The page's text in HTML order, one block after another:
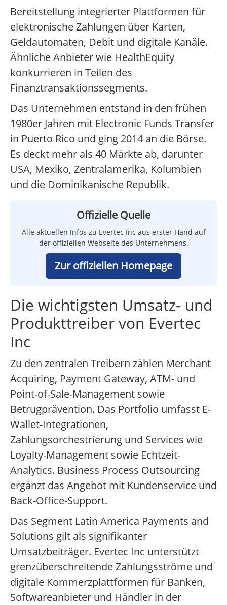
Bereitstellung integrierter Plattformen für
elektronische Zahlungen über Karten,
Geldautomaten, Debit und digitale Kanäle.
Ähnliche Anbieter wie HealthEquity
konkurrieren in Teilen des
Finanztransaktionssegments.
Das Unternehmen entstand in den frühen
1980er Jahren mit Electronic Funds Transfer
in Puerto Rico und ging 2014 an die Börse.
Es deckt mehr als 40 Märkte ab, darunter
USA, Mexiko, Zentralamerika, Kolumbien
und die Dominikanische Republik.
Offizielle Quelle
Alle aktuellen Infos zu Evertec Inc aus erster Hand auf
der offiziellen Webseite des Unternehmens.
Zur offiziellen Homepage
Die wichtigsten Umsatz- und
Produkttreiber von Evertec
Inc
Zu den zentralen Treibern zählen Merchant
Acquiring, Payment Gateway, ATM- und
Point-of-Sale-Management sowie
Betrugprävention. Das Portfolio umfasst E-
Wallet-Integrationen,
Zahlungsorchestrierung und Services wie
Loyalty-Management sowie Echtzeit-
Analytics. Business Process Outsourcing
ergänzt das Angebot mit Kundenservice und
Back-Office-Support.
Das Segment Latin America Payments and
Solutions gilt als signifikanter
Umsatzbeiträger. Evertec Inc unterstützt
grenzüberschreitende Zahlungsströme und
digitale Kommerzplattformen für Banken,
Softwareanbieter und Händler in der